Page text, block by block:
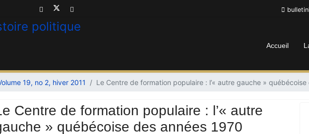
Accueil
19, no 2, hiver 2011 Le Centre de formation populaire : l’« autre gauche » québécoise
Centre de formation populaire : l’« autre
» québécoise des années 1970